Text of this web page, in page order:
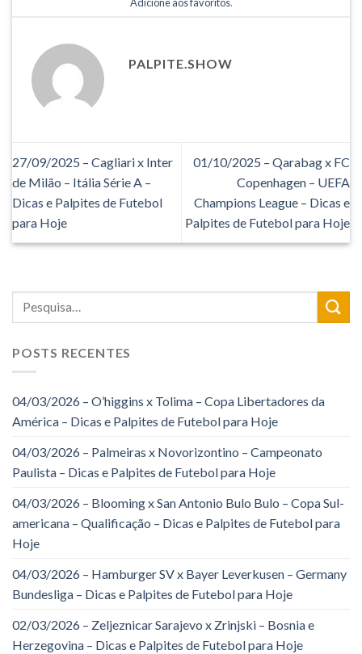
PALPITE.SHOW
27/09/2025 – Cagliari x Inter
de Milão – Itália Série A –
Dicas e Palpites de Futebol
para Hoje
01/10/2025 – Qarabag x FC
Copenhagen – UEFA
Champions League – Dicas e
Palpites de Futebol para Hoje
POSTS RECENTES
04/03/2026 – O’higgins x Tolima – Copa Libertadores da
América – Dicas e Palpites de Futebol para Hoje
04/03/2026 – Palmeiras x Novorizontino – Campeonato
Paulista – Dicas e Palpites de Futebol para Hoje
04/03/2026 – Blooming x San Antonio Bulo Bulo – Copa Sul-
americana – Qualificação – Dicas e Palpites de Futebol para
Hoje
04/03/2026 – Hamburger SV x Bayer Leverkusen – Germany
Bundesliga – Dicas e Palpites de Futebol para Hoje
02/03/2026 – Zeljeznicar Sarajevo x Zrinjski – Bosnia e
Herzegovina – Dicas e Palpites de Futebol para Hoje